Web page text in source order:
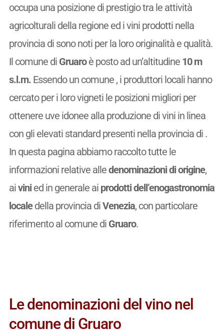
occupa una posizione di prestigio tra le attività
agricolturali della regione ed i vini prodotti nella
provincia di sono noti per la loro originalità e qualità.
Il comune di Gruaroè posto ad un’altitudine 10 m
s.l.m.Essendo un comune , i produttori locali hanno
cercato per i loro vigneti le posizioni migliori per
ottenere uve idonee alla produzione di vini in linea
con gli elevati standard presenti nella provincia di .
In questa pagina abbiamo raccolto tutte le
informazioni relative alledenominazioni di origine,
aivinied in generale ai prodotti dell’enogastronomia
localedella provincia diVenezia, con particolare
riferimento al comune di Gruaro.
Le denominazioni del vino nel
comune di Gruaro